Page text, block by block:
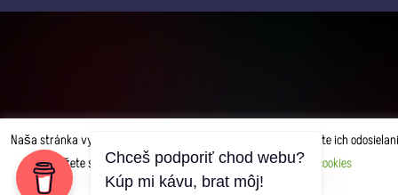
Naša stránka využíva pre svoj správny chod cookies. Akceptujete ich
Môžete si upraviť, čo chcete odosielať.
Nastavenia cookies
Chceš podporiť chod webu?
Kúp mi kávu, brat môj!